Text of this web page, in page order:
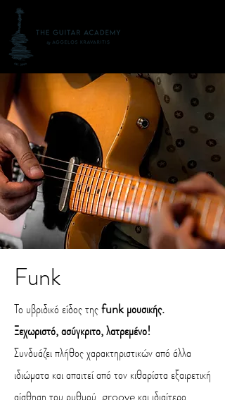
Funk
Το υβριδικό είδος τηςfunk μουσικής.
Ξεχωριστό, ασύγκριτο, λατρεμένο!
Συνδυάζει πλήθος χαρακτηριστικών από άλλα
ιδιώματα και απαιτεί από τον κιθαρίστα εξαιρετική